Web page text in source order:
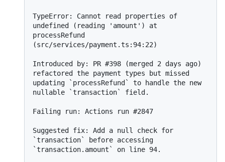
TypeError: Cannot read properties of
undefined (reading 'amount') at
processRefund
(src/services/payment.ts:94:22)
Introduced by: PR #398 (merged 2 days ago)
refactored the payment types but missed
updating `processRefund` to handle the new
nullable `transaction` field.
Failing run: Actions run #2847
Suggested fix: Add a null check for
`transaction` before accessing
`transaction.amount` on line 94.